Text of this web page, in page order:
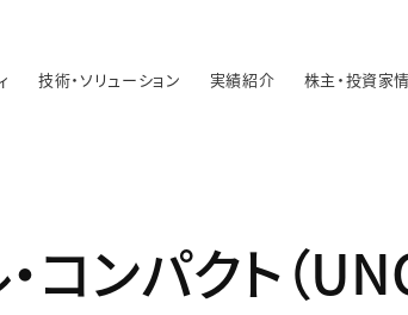
技術・ソリューション 実績紹介 株主・投資家
コンパクト（